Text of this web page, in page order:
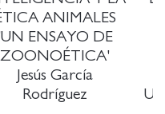
ANIMALES
ENSAYO DE
ZOONOÉTICA'
Jesús García
Rodríguez